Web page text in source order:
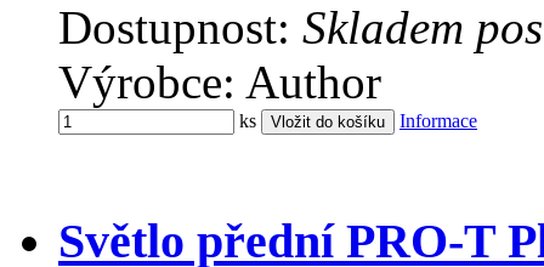
Dostupnost: Skladem
Výrobce: Author
ks Informace
Světlo přední PRO-T